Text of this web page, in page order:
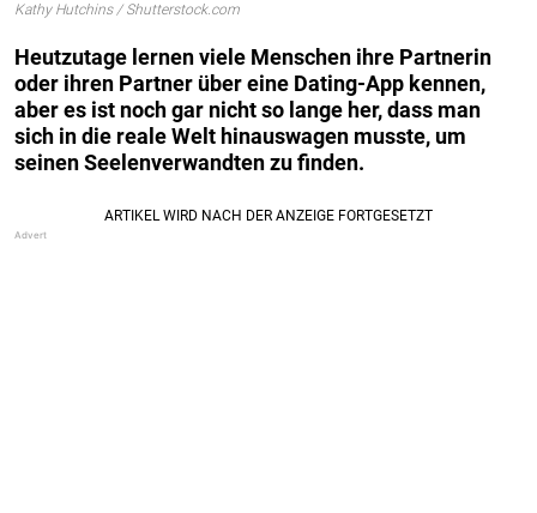
Kathy Hutchins / Shutterstock.com
Heutzutage lernen viele Menschen ihre Partnerin
oder ihren Partner über eine Dating-App kennen,
aber es ist noch gar nicht so lange her, dass man
sich in die reale Welt hinauswagen musste, um
seinen Seelenverwandten zu finden.